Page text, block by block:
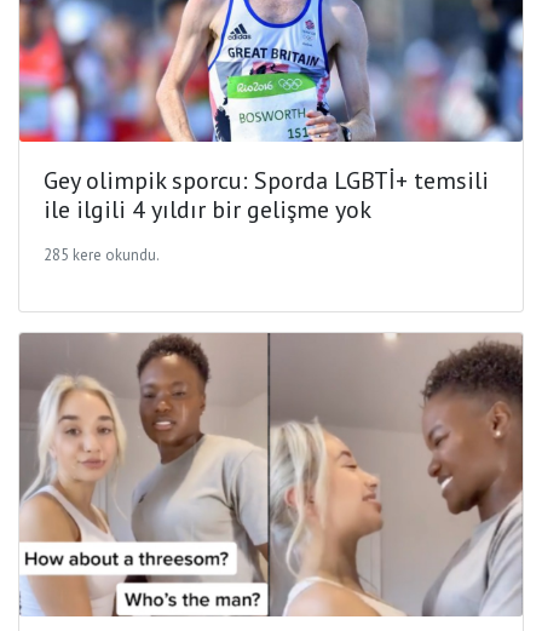
Gey olimpik sporcu: Sporda LGBTİ+ temsili
ile ilgili 4 yıldır bir gelişme yok
285 kere okundu.